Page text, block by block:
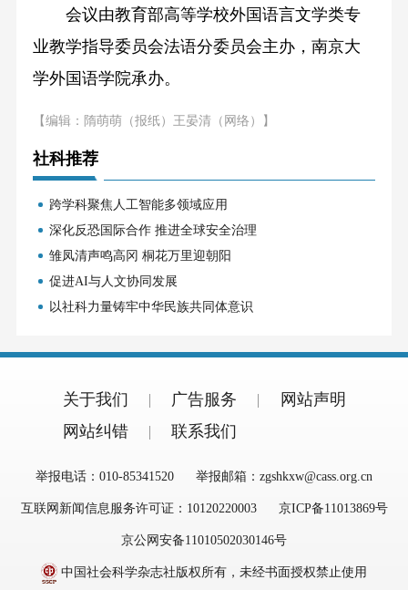
会议由教育部高等学校外国语言文学类专
业教学指导委员会法语分委员会主办，南京大
学外国语学院承办。
【编辑：隋萌萌（报纸）王晏清（网络）】
社科推荐
跨学科聚焦人工智能多领域应用
深化反恐国际合作 推进全球安全治理
雏凤清声鸣高冈 桐花万里迎朝阳
促进AI与人文协同发展
以社科力量铸牢中华民族共同体意识
关于我们 广告服务
网站声明
网站纠错
联系我们
举报电话：010-85341520 举报邮箱：zgshkxw@cass.org.cn
互联网新闻信息服务许可证：10120220003 京ICP备11013869号
京公网安备11010502030146号
中国社会科学杂志社版权所有，未经书面授权禁止使用